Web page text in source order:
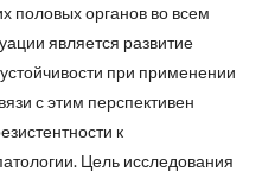
половых органов во всем
является развитие
при применении
с этим перспективен
к
Цель исследования